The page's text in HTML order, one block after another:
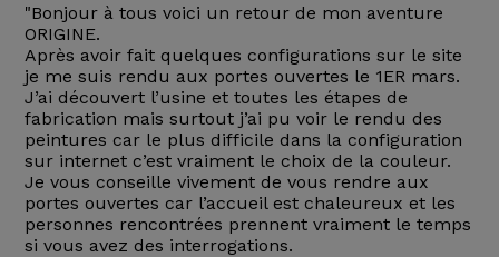
"Bonjour à tous voici un retour de mon aventure
ORIGINE.
Après avoir fait quelques configurations sur le site
je me suis rendu aux portes ouvertes le 1ER mars.
J’ai découvert l’usine et toutes les étapes de
fabrication mais surtout j’ai pu voir le rendu des
peintures car le plus difficile dans la configuration
sur internet c’est vraiment le choix de la couleur.
Je vous conseille vivement de vous rendre aux
portes ouvertes car l’accueil est chaleureux et les
personnes rencontrées prennent vraiment le temps
si vous avez des interrogations.